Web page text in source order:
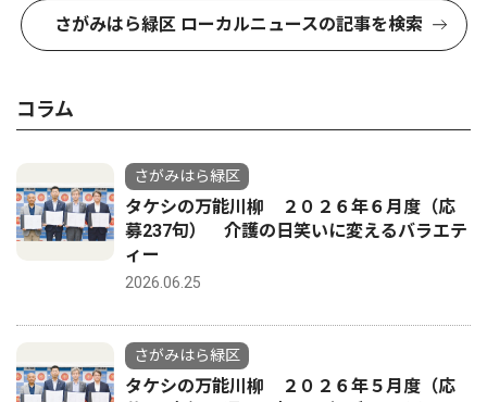
さがみはら緑区 ローカルニュースの記事を検索
コラム
さがみはら緑区
タケシの万能川柳 ２０２６年６月度（応
募237句） 介護の日笑いに変えるバラエテ
ィー
2026.06.25
さがみはら緑区
タケシの万能川柳 ２０２６年５月度（応